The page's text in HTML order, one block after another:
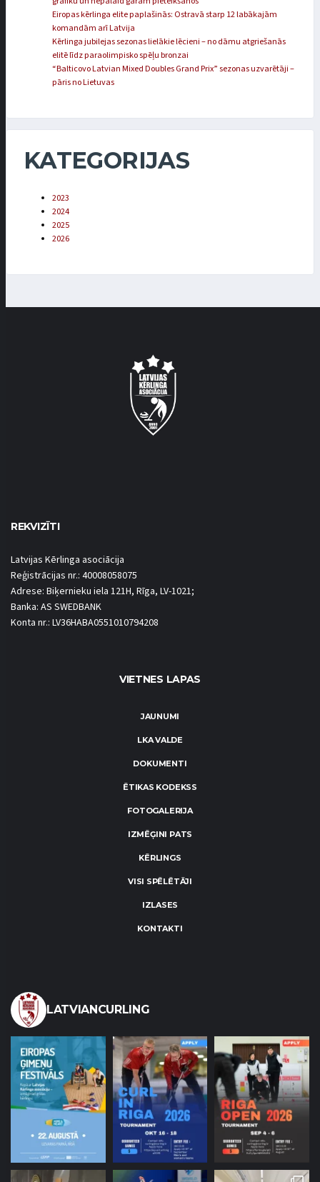
Eiropas kērlinga elite paplašinās: Ostravā starp 12 labākajām
komandām arī Latvija
Kērlinga jubilejas sezonas lielākie lēcieni – no dāmu atgriešanās
elitē līdz paraolimpisko spēļu bronzai
“Balticovo Latvian Mixed Doubles Grand Prix” sezonas uzvarētāji –
pāris no Lietuvas
KATEGORIJAS
2023
2024
2025
2026
REKVIZĪTI
Latvijas Kērlinga asociācija
Reģistrācijas nr.: 40008058075
Adrese: Biķernieku iela 121H, Rīga, LV-1021;
Banka: AS SWEDBANK
Konta nr.: LV36HABA0551010794208
VIETNES LAPAS
JAUNUMI
LKA VALDE
DOKUMENTI
ĒTIKAS KODEKSS
FOTOGALERIJA
IZMĒĢINI PATS
KĒRLINGS
VISI SPĒLĒTĀJI
IZLASES
KONTAKTI
LATVIANCURLING